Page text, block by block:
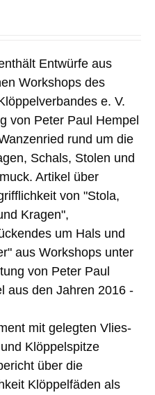
Entwürfe aus
Workshops des
e. V.
von Peter Paul Hempel
rund um die
Schals, Stolen und
Artikel über
von "Stola,
Kragen",
um Hals und
aus Workshops unter
von Peter Paul
aus den Jahren 2016 -
mit gelegten Vlies-
Klöppelspitze
über die
Klöppelfäden als